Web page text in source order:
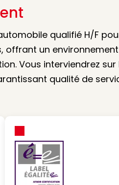
qualifié H/F
offrant un
Vous interviendrez sur
qualité de